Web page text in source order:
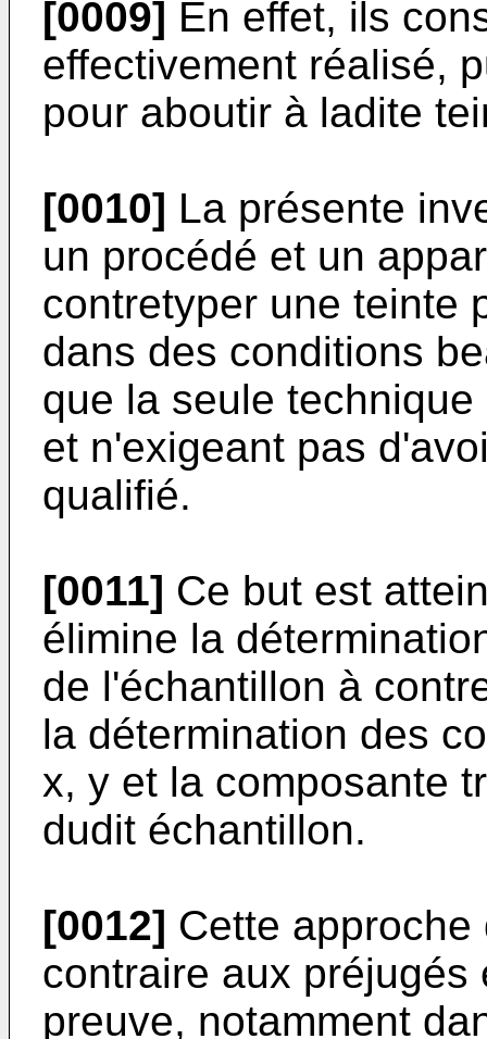
[0009] En effet, ils
effectivement réalisé,
pour aboutir à ladite
[0010] La présente
un procédé et un
contretyper une teinte
dans des conditions
que la seule
et n'exigeant pas
qualifié.
[0011] Ce but est
élimine la
de l'échantillon à
la détermination des
x, y et la composante
dudit échantillon.
[0012] Cette
contraire aux
preuve, notamment